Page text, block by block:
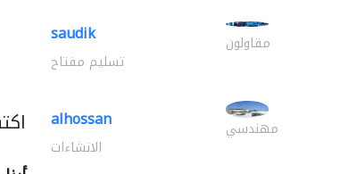
saudik مقاولون
تسليم مفتاح
alhossan مهندسي
الانشاءات